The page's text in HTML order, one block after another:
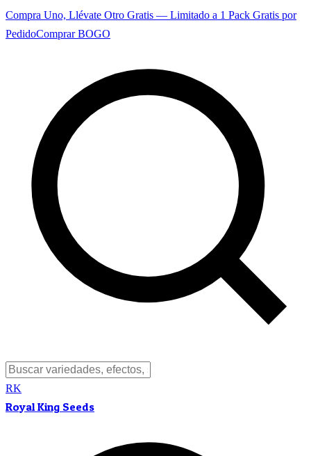
Compra Uno, Llévate Otro Gratis — Limitado a 1 Pack Gratis por
PedidoComprar BOGO
RK
Royal King Seeds